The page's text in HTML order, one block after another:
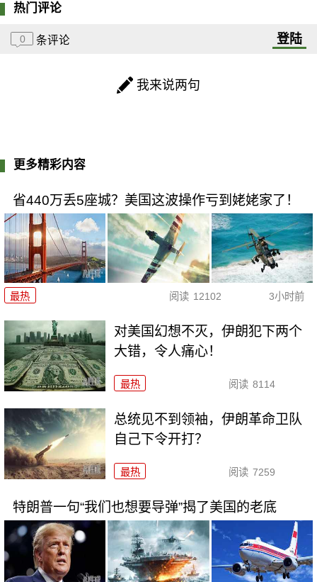
热门评论
0 条评论 登陆
我来说两句
更多精彩内容
省440万丢5座城？美国这波操作亏到姥姥家了！
最热 阅读 12102 3小时前
对美国幻想不灭，伊朗犯下两个
大错，令人痛心！
最热 阅读 8114
总统见不到领袖，伊朗革命卫队
自己下令开打？
最热 阅读 7259
特朗普一句“我们也想要导弹”揭了美国的老底